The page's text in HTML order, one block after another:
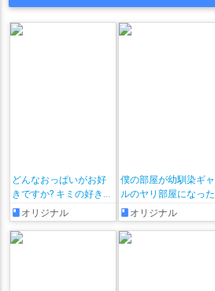
どんなおっぱいがお好
きですか? キミの好きな
おっぱいがきっと見つ
かるアンソロジー
オリジナル
僕の部屋が幼馴染ギャ
ルのヤリ部屋になった
話 オリジナル